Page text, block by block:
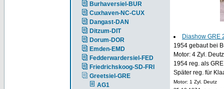
Burhaversiel-BUR
Cuxhaven-NC-CUX
Dangast-DAN
Ditzum-DIT
Dorum-DOR
Emden-EMD
Fedderwardersiel-FED
Friedrichskoog-SD-FRI
Greetsiel-GRE
AG1
Diashow GRE
1954 gebaut bei
Motor: 4 Zyl. Deutz
1954 reg. als
Später reg. für
Motor: 1 Zyl. Deutz